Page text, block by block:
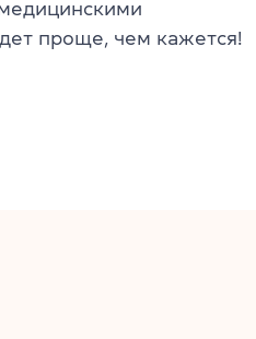
проще, чем кажется!